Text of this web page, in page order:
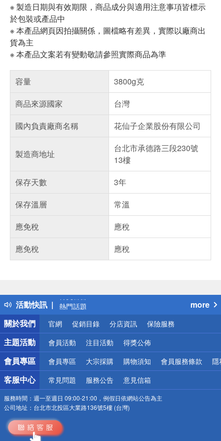
※ 製造日期與有效期限，商品成分與適用注意事項皆標示
於包裝或產品中
※ 本產品網頁因拍攝關係，圖檔略有差異，實際以廠商出
貨為主
※ 本產品文案若有變動敬請參照實際商品為準
容量
3800g克
商品來源國家
台灣
國內負責廠商名稱
花仙子企業股份有限公司
製造商地址
台北市承德路三段230號
13樓
保存天數
3年
保存溫層
常溫
應免稅
應稅
應免稅
應稅
活動快訊
得獎公告
熱門話題
銀行優惠
偏遠地區配送
詐騙網頁！請小心！
more
關於我們
官網 促銷目錄 分店資訊 保險服務
主題活動 會員活動 注目活動 得獎公佈
會員專區 會員專區 大宗採購 購物須知 會員服務條款 隱
客服中心 常見問題 服務公告 意見信箱
服務時間： 週一至週日 09:00-21:00，例假日依網站公告為主
公司地址： 台北市北投區大業路136號5樓 (台灣)